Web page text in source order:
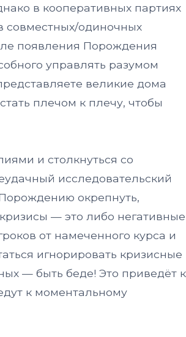
в кооперативных партиях
совместных/одиночных
появления Порождения
управлять разумом
великие дома
плечом к плечу, чтобы
и столкнуться со
исследовательский
окрепнуть,
— это либо негативные
от намеченного курса и
игнорировать кризисные
— быть беде! Это приведёт к
к моментальному